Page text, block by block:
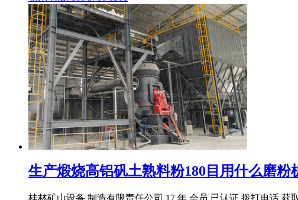
生产煅烧高铝矾土熟料粉180目用什么磨粉
桂林矿山设备 制造有限责任公司 17 年 会员 已认证 拨打电话 获